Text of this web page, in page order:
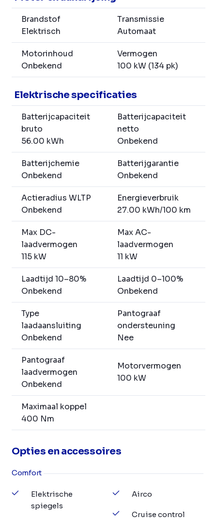
Brandstof
Elektrisch
Transmissie
Automaat
Motorinhoud
Onbekend
Vermogen
100 kW (134 pk)
Elektrische specificaties
Batterijcapaciteit
bruto
56.00 kWh
Batterijcapaciteit
netto
Onbekend
Batterijchemie
Onbekend
Batterijgarantie
Onbekend
Actieradius WLTP
Onbekend
Energieverbruik
27.00 kWh/100 km
Max DC-
laadvermogen
115 kW
Max AC-
laadvermogen
11 kW
Laadtijd 10–80%
Onbekend
Laadtijd 0–100%
Onbekend
Type
laadaansluiting
Onbekend
Pantograaf
ondersteuning
Nee
Pantograaf
laadvermogen
Onbekend
Motorvermogen
100 kW
Maximaal koppel
400 Nm
Opties en accessoires
Comfort
Elektrische
spiegels
Airco
Cruise control